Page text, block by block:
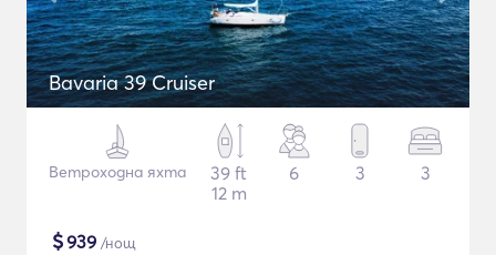
Bavaria 39 Cruiser
Ветроходна яхта
39 ft
12 m
6 3 3
$939 /нощ